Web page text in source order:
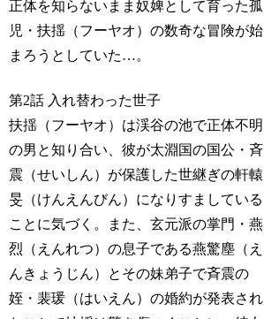
正体を知らないまま奴婢として育った孤
児・扶揺（フーヤオ）の数奇な冒険が始
まろうとしていた…。
第2話 入れ替わった世子
扶揺（フーヤオ）は渓谷の池で正体不明
の男と知り合い、彼が太淵国の国公・斉
震（せいしん）が保護した世継ぎの軒轅
旻（けんえんびん）になりすましている
ことに気づく。また、玄元派の掌門・燕
烈（えんれつ）の息子である燕驚塵（え
んきょうじん）とその妹弟子で斉震の
姪・裴瑗（はいえん）の婚約が発表され